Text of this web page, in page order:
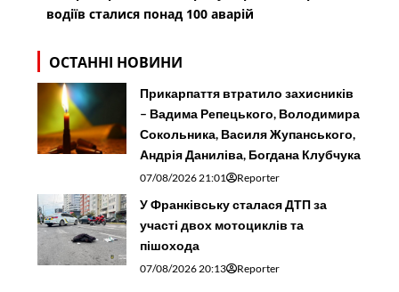
водіїв сталися понад 100 аварій
ОСТАННІ НОВИНИ
Прикарпаття втратило захисників
– Вадима Репецького, Володимира
Сокольника, Василя Жупанського,
Андрія Даниліва, Богдана Клубчука
07/08/2026 21:01 Reporter
У Франківську сталася ДТП за
участі двох мотоциклів та
пішохода
07/08/2026 20:13 Reporter